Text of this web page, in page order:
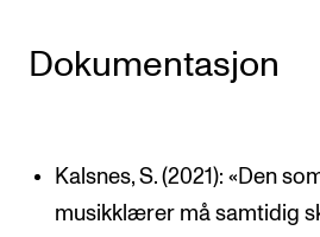
Dokumentasjon
Kalsnes, S. (2021): «Den
musikklærer må samtidig